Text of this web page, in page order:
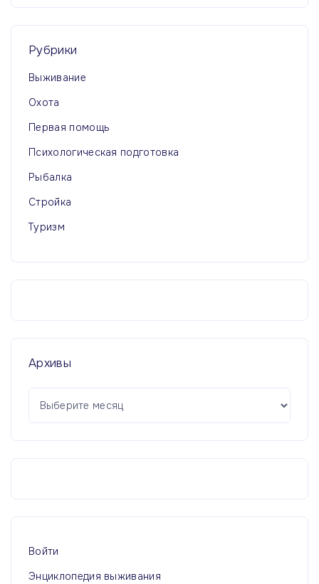
Рубрики
Выживание
Охота
Первая помощь
Психологическая подготовка
Рыбалка
Стройка
Туризм
Архивы
А
х
Войти
Энциклопедия выживания